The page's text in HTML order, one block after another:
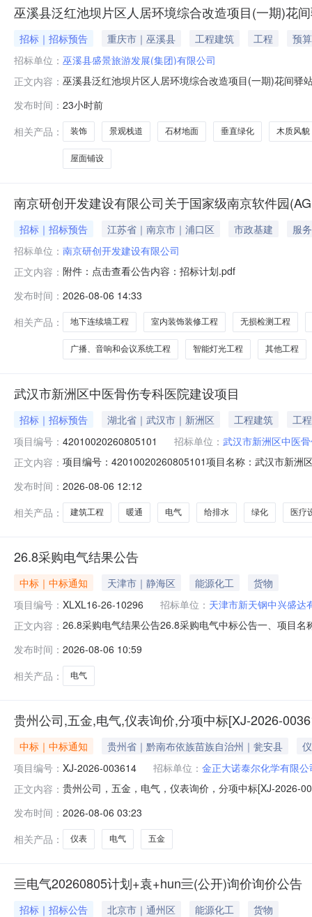
巫溪县泛红池坝片区人居环境综合改造项目(一期)花
招标｜招标预告 重庆市｜巫溪县 工程建筑 工程
预
招标单位： 巫溪县盛景旅游发展(集团)有限公司
正文内容： 巫溪县泛红池坝片区人居环境综合改造项目(一期)花间驿
373.1m2含土建、装饰,屋面铺设PP塑木地板，新建室外
建设面积
发布时间： 23小时前
相关产品：
装饰 景观栈道 石材地面 垂直绿化 木质风貌
屋面铺设
南京研创开发建设有限公司关于国家级南京软件园
招标｜招标预告 江苏省｜南京市｜浦口区 市政基建
服务
招标单位： 南京研创开发建设有限公司
正文内容： 附件：点击查看公告内容：招标计划.pdf
发布时间： 2026-08-06 14:33
相关产品：
地下连续墙工程 室内装饰装修工程 无损检测工程
广播、音响和会议系统工程 智能灯光工程 其他工程
武汉市新洲区中医骨伤专科医院建设项目
招标｜招标预告 湖北省｜武汉市｜新洲区 工程建筑
工程
项目编号： 42010020260805101 招标单位： 武汉市新洲区中医
正文内容： 项目编号：42010020260805101项目名称：武汉市新洲
方米(约合17.95亩)，总建筑面积32036.05平方米，共设
发布时间： 2026-08-06 12:12
相关产品：
建筑工程 暖通 电气 给排水 绿化 医疗
26.8采购电气结果公告
中标｜中标通知 天津市｜静海区 能源化工
货物
项目编号： XLXL16-26-10296 招标单位： 天津市新天钢中兴盛达
正文内容： 26.8采购电气结果公告26.8采购电气中标公告一、项目
报投诉，倡导实名。1、手机号码：15930959111；2、
发布时间： 2026-08-06 10:59
相关产品：
电气
贵州公司,五金,电气,仪表询价,分项中标[XJ-2026-
中标｜中标通知 贵州省｜黔南布依族苗族自治州｜瓮安县
项目编号： XJ-2026-003614 招标单位： 金正大诺泰尔化学有限公
正文内容： 贵州公司，五金，电气，仪表询价，分项中标[XJ-2026-
2026年08月05日23:22调整为2026年08月06日12:19;由
发布时间： 2026-08-06 03:23
相关产品：
仪表 电气 五金
亖电气20260805计划+袁+hun亖(公开)询价询价公告
招标｜招标公告 北京市｜通州区 能源化工
货物